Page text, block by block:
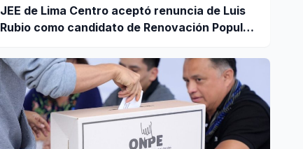
JEE de Lima Centro aceptó renuncia de Luis
Rubio como candidato de Renovación Popular